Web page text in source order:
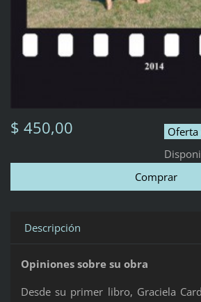
Oferta
$ 450,00
Descripción
Opiniones sobre su obra
Desde su primer libro, Graciela